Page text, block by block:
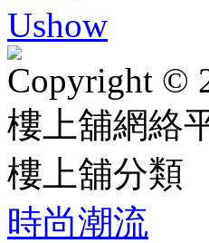
Ushow
Copyright ©
樓上舖網絡
樓上舖分類
時尚潮流